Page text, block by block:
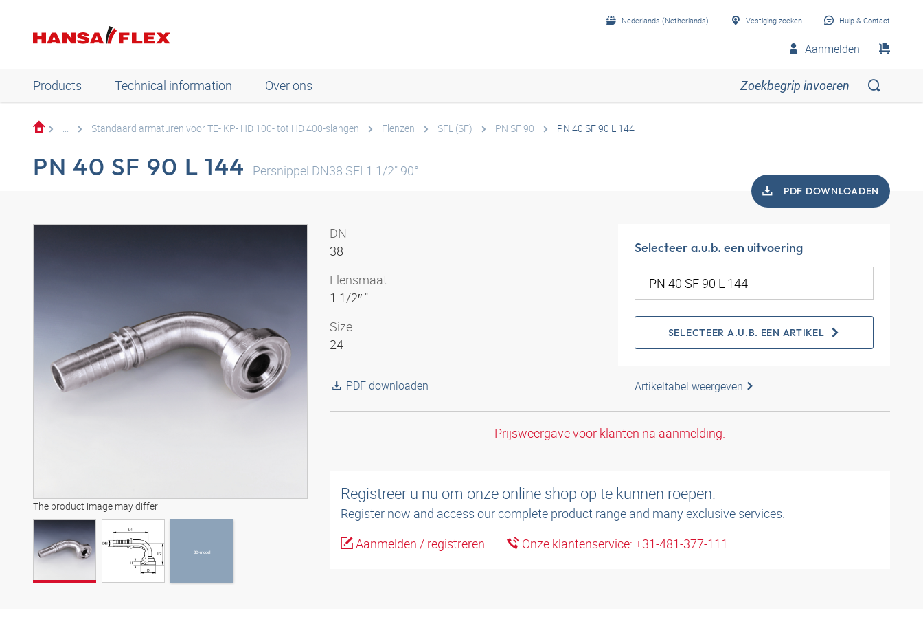
Nederlands (Netherlands) Vestiging zoeken Hulp & Contact
Aanmelden
Products Technical information Over ons
... Standaard armaturen voor TE- KP- HD 100- tot HD 400-slangen Flenzen SFL (SF) PN SF 90 PN 40 SF 90 L 144
PN 40 SF 90 L 144 Persnippel DN38 SFL1.1/2" 90°
PDF DOWNLOADEN
The product image may differ
3D-model
DN
38
Flensmaat
1.1/2″ "
Size
24
PDF downloaden
Selecteer a.u.b. een uitvoering
SELECTEER A.U.B. EEN ARTIKEL
Artikeltabel weergeven
Prijsweergave voor klanten na aanmelding.
Registreer u nu om onze online shop op te kunnen roepen.
Register now and access our complete product range and many exclusive services.
Aanmelden / registreren
Onze klantenservice: +31-481-377-111